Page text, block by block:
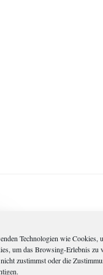
Technologien wie Cookies,
um das Browsing-Erlebnis zu
zustimmst oder die